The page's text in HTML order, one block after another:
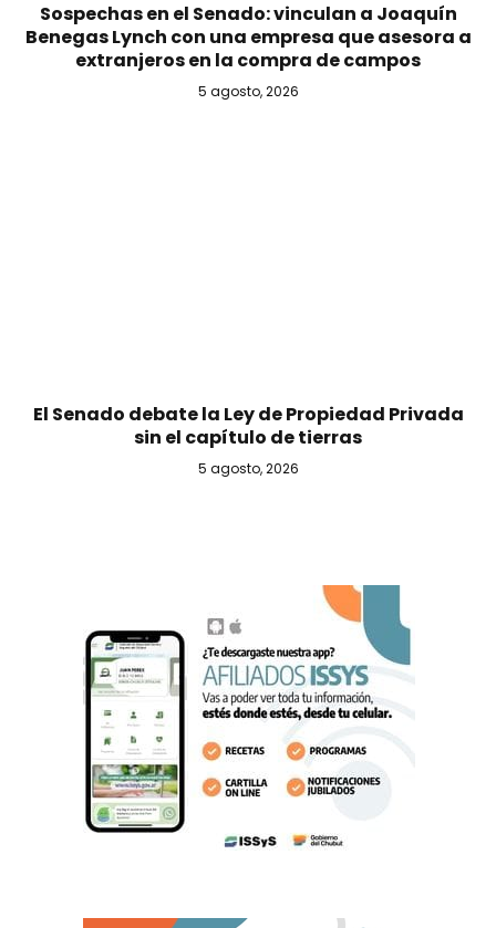
Sospechas en el Senado: vinculan a Joaquín
Benegas Lynch con una empresa que asesora a
extranjeros en la compra de campos
5 agosto, 2026
El Senado debate la Ley de Propiedad Privada
sin el capítulo de tierras
5 agosto, 2026